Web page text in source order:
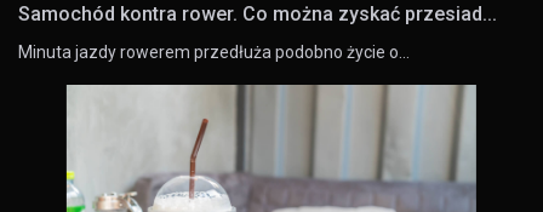
Samochód kontra rower. Co można zyskać przesiad...
Minuta jazdy rowerem przedłuża podobno życie o…